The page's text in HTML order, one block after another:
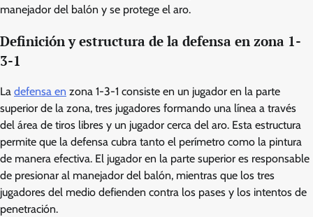
manejador del balón y se protege el aro.
Definición y estructura de la defensa en zona 1-
3-1
La defensa en zona 1-3-1 consiste en un jugador en la parte
superior de la zona, tres jugadores formando una línea a través
del área de tiros libres y un jugador cerca del aro. Esta estructura
permite que la defensa cubra tanto el perímetro como la pintura
de manera efectiva. El jugador en la parte superior es responsable
de presionar al manejador del balón, mientras que los tres
jugadores del medio defienden contra los pases y los intentos de
penetración.